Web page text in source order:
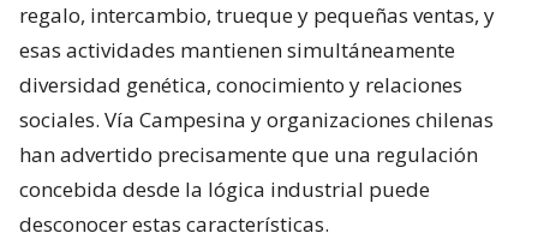
regalo, intercambio, trueque y pequeñas ventas, y
esas actividades mantienen simultáneamente
diversidad genética, conocimiento y relaciones
sociales. Vía Campesina y organizaciones chilenas
han advertido precisamente que una regulación
concebida desde la lógica industrial puede
desconocer estas características.